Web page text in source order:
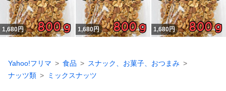
1,680円 1,680円 1,680円
Yahoo!フリマ 食品
スナック、お菓子、おつまみ
ナッツ類
ミックスナッツ